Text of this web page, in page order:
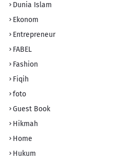
Dunia Islam
Ekonom
Entrepreneur
FABEL
Fashion
Fiqih
foto
Guest Book
Hikmah
Home
Hukum